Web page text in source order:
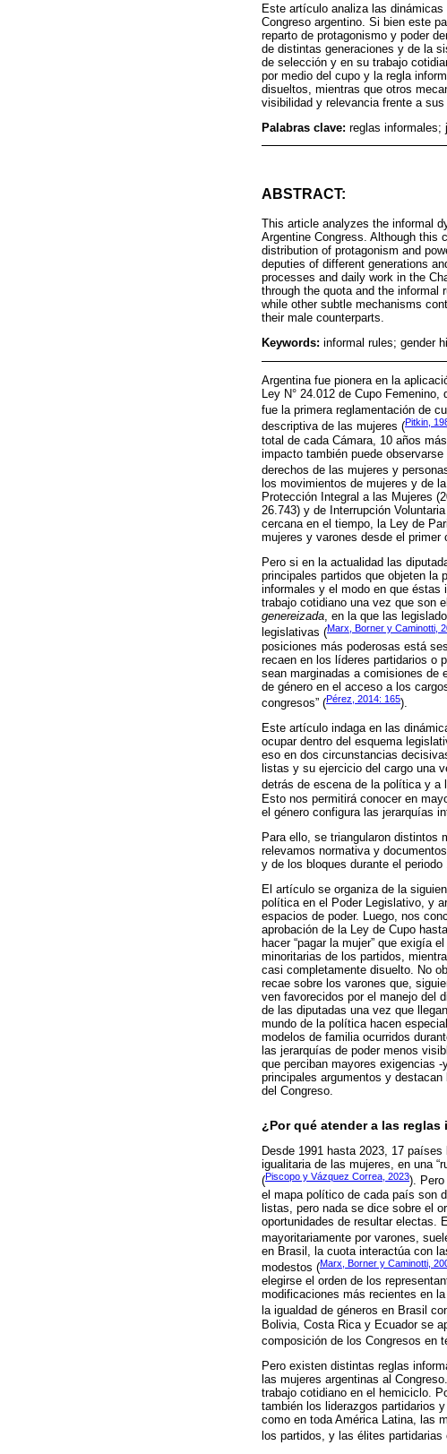
Este artículo analiza las
Congreso argentino. Si bien este
reparto de protagonismo y poder
de distintas generaciones y de la
de selección y en su trabajo
por medio del cupo y la regla
disueltos, mientras que otros
visibilidad y relevancia frente a sus
Palabras clave: reglas informales;
ABSTRACT:
This article analyzes the informal
Argentine Congress. Although this
distribution of protagonism and
deputies of different generations
processes and daily work in the
through the quota and the informal
while other subtle mechanisms
their male counterparts.
Keywords: informal rules; gender
Argentina fue pionera en la
Ley N° 24.012 de Cupo
fue la primera reglamentación de
descriptiva de las mujeres (Pitkin,
total de cada Cámara, 10 años
impacto también puede
derechos de las mujeres y
los movimientos de mujeres y de
Protección Integral a las Mujeres
26.743) y de Interrupción
cercana en el tiempo, la Ley de
mujeres y varones desde el
Pero si en la actualidad las
principales partidos que objeten la
informales y el modo en que éstas
trabajo cotidiano una vez que son
genereizada, en la que las
legislativas (Marx, Borner y Caminotti,
posiciones más poderosas está
recaen en los líderes partidarios o
sean marginadas a comisiones de
de género en el acceso a los
congresos” (Pérez, 2014: 165).
Este artículo indaga en las
ocupar dentro del esquema
eso en dos circunstancias
listas y su ejercicio del cargo una
detrás de escena de la política y
Esto nos permitirá conocer en
el género configura las jerarquías
Para ello, se triangularon distintos
relevamos normativa y
y de los bloques durante el periodo
El artículo se organiza de la
política en el Poder Legislativo, y
espacios de poder. Luego, nos
aprobación de la Ley de Cupo
hacer “pagar la mujer” que exigía
minoritarias de los partidos,
casi completamente disuelto. No
recae sobre los varones que,
ven favorecidos por el manejo del
de las diputadas una vez que
mundo de la política hacen
modelos de familia ocurridos
las jerarquías de poder menos
que perciban mayores exigencias
principales argumentos y
del Congreso.
¿Por qué atender a las
Desde 1991 hasta 2023, 17
igualitaria de las mujeres, en una
(Piscopo y Vázquez Correa, 2023).
el mapa político de cada país son
listas, pero nada se dice sobre el
oportunidades de resultar electas.
mayoritariamente por varones,
en Brasil, la cuota interactúa con
modestos (Marx, Borner y Caminotti,
elegirse el orden de los
modificaciones más recientes en
la igualdad de géneros en Brasil
Bolivia, Costa Rica y Ecuador se
composición de los Congresos en
Pero existen distintas reglas
las mujeres argentinas al
trabajo cotidiano en el hemiciclo.
también los liderazgos partidarios
como en toda América Latina, las
los partidos, y las élites